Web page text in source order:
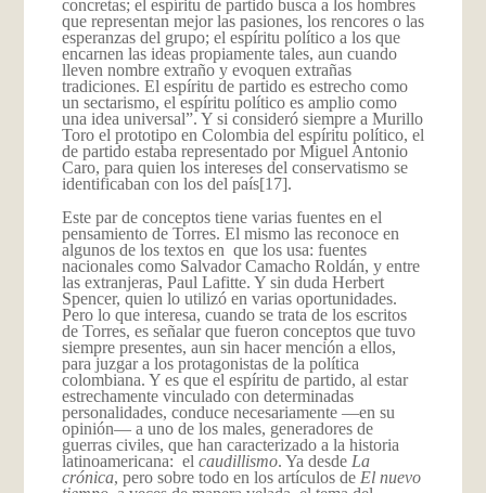
concretas; el espíritu de partido busca a los hombres
que representan mejor las pasiones, los rencores o las
esperanzas del grupo; el espíritu político a los que
encarnen las ideas propiamente tales, aun cuando
lleven nombre extraño y evoquen extrañas
tradiciones. El espíritu de partido es estrecho como
un sectarismo, el espíritu político es amplio como
una idea universal”. Y si consideró siempre a Murillo
Toro el prototipo en Colombia del espíritu político, el
de partido estaba representado por Miguel Antonio
Caro, para quien los intereses del conservatismo se
identificaban con los del país[17].
Este par de conceptos tiene varias fuentes en el
pensamiento de Torres. El mismo las reconoce en
algunos de los textos en que los usa: fuentes
nacionales como Salvador Camacho Roldán, y entre
las extranjeras, Paul Lafitte. Y sin duda Herbert
Spencer, quien lo utilizó en varias oportunidades.
Pero lo que interesa, cuando se trata de los escritos
de Torres, es señalar que fueron conceptos que tuvo
siempre presentes, aun sin hacer mención a ellos,
para juzgar a los protagonistas de la política
colombiana. Y es que el espíritu de partido, al estar
estrechamente vinculado con determinadas
personalidades, conduce necesariamente —en su
opinión— a uno de los males, generadores de
guerras civiles, que han caracterizado a la historia
latinoamericana: el caudillismo. Ya desde La
crónica, pero sobre todo en los artículos de El nuevo